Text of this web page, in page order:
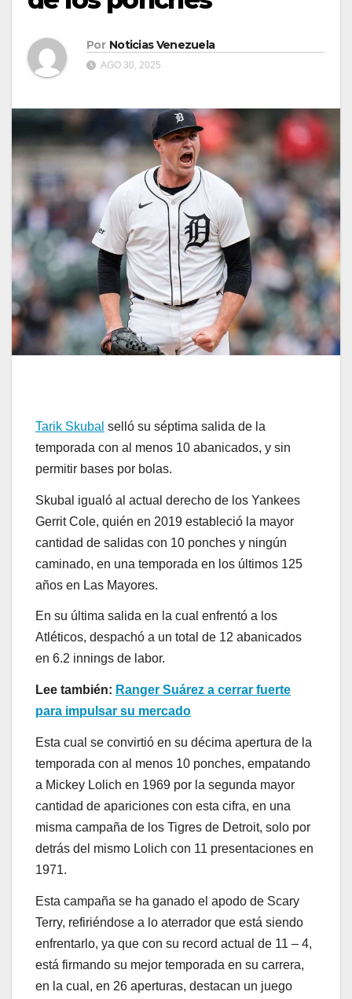
Por Noticias Venezuela
AGO 30, 2025
Tarik Skubal selló su séptima salida de la
temporada con al menos 10 abanicados, y sin
permitir bases por bolas.
Skubal igualó al actual derecho de los Yankees
Gerrit Cole, quién en 2019 estableció la mayor
cantidad de salidas con 10 ponches y ningún
caminado, en una temporada en los últimos 125
años en Las Mayores.
En su última salida en la cual enfrentó a los
Atléticos, despachó a un total de 12 abanicados
en 6.2 innings de labor.
Lee también: Ranger Suárez a cerrar fuerte
para impulsar su mercado
Esta cual se convirtió en su décima apertura de la
temporada con al menos 10 ponches, empatando
a Mickey Lolich en 1969 por la segunda mayor
cantidad de apariciones con esta cifra, en una
misma campaña de los Tigres de Detroit, solo por
detrás del mismo Lolich con 11 presentaciones en
1971.
Esta campaña se ha ganado el apodo de Scary
Terry, refiriéndose a lo aterrador que está siendo
enfrentarlo, ya que con su record actual de 11 – 4,
está firmando su mejor temporada en su carrera,
en la cual, en 26 aperturas, destacan un juego